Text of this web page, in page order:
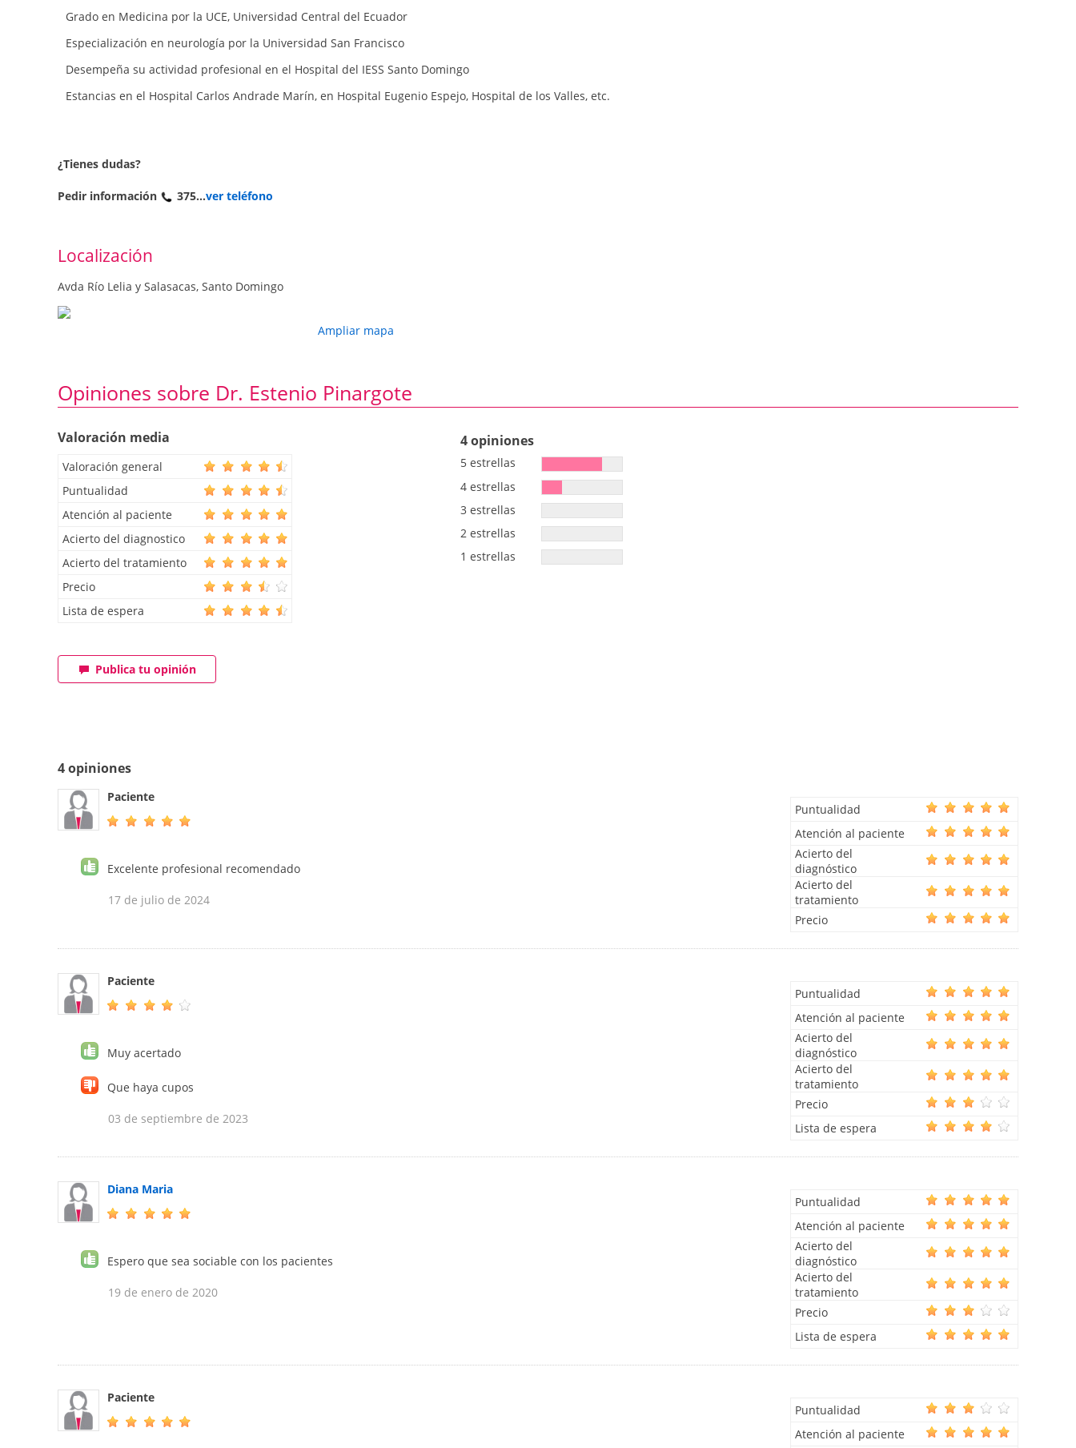
Grado en Medicina por la UCE, Universidad Central del Ecuador
Especialización en neurología por la Universidad San Francisco
Desempeña su actividad profesional en el Hospital del IESS Santo Domingo
Estancias en el Hospital Carlos Andrade Marín, en Hospital Eugenio Espejo, Hospital de los Valles, etc.
¿Tienes dudas?
Pedir información 375...ver teléfono
Localización
Avda Río Lelia y Salasacas, Santo Domingo
Ampliar mapa
Opiniones sobre Dr. Estenio Pinargote
Valoración media
Valoración general
Puntualidad
Atención al paciente
Acierto del diagnostico
Acierto del tratamiento
Precio
Lista de espera
4 opiniones
5 estrellas
4 estrellas
3 estrellas
2 estrellas
1 estrellas
Publica tu opinión
4 opiniones
Paciente
Excelente profesional recomendado
17 de julio de 2024
Puntualidad
Atención al paciente
Acierto del
diagnóstico
Acierto del
tratamiento
Precio
Paciente
Muy acertado
Que haya cupos
03 de septiembre de 2023
Puntualidad
Atención al paciente
Acierto del
diagnóstico
Acierto del
tratamiento
Precio
Lista de espera
Diana Maria
Espero que sea sociable con los pacientes
19 de enero de 2020
Puntualidad
Atención al paciente
Acierto del
diagnóstico
Acierto del
tratamiento
Precio
Lista de espera
Paciente
Puntualidad
Atención al paciente